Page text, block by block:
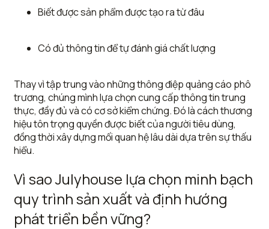
Biết được sản phẩm được tạo ra từ đâu
Có đủ thông tin để tự đánh giá chất lượng
Thay vì tập trung vào những thông điệp quảng cáo phô
trương, chúng mình lựa chọn cung cấp thông tin trung
thực, đầy đủ và có cơ sở kiểm chứng. Đó là cách thương
hiệu tôn trọng quyền được biết của người tiêu dùng,
đồng thời xây dựng mối quan hệ lâu dài dựa trên sự thấu
hiểu.
Vì sao Julyhouse lựa chọn minh bạch
quy trình sản xuất và định hướng
phát triển bền vững?